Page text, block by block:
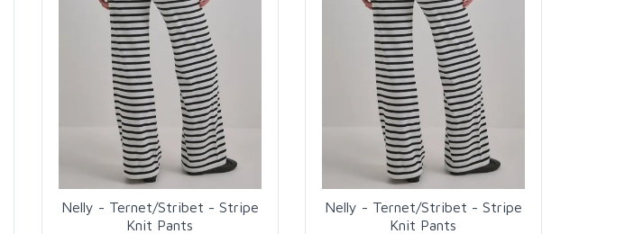
Nelly - Ternet/Stribet - Stripe
Knit Pants
Nelly - Ternet/Stribet - Stripe
Knit Pants